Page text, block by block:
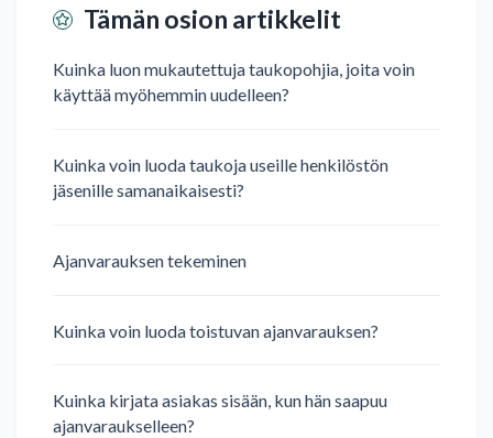
Tämän osion artikkelit
Kuinka luon mukautettuja taukopohjia, joita voin
käyttää myöhemmin uudelleen?
Kuinka voin luoda taukoja useille henkilöstön
jäsenille samanaikaisesti?
Ajanvarauksen tekeminen
Kuinka voin luoda toistuvan ajanvarauksen?
Kuinka kirjata asiakas sisään, kun hän saapuu
ajanvaraukselleen?